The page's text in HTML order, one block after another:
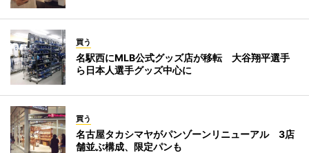
買う
名駅西にMLB公式グッズ店が移転 大谷翔平選手
ら日本人選手グッズ中心に
買う
名古屋タカシマヤがパンゾーンリニューアル 3店
舗並ぶ構成、限定パンも